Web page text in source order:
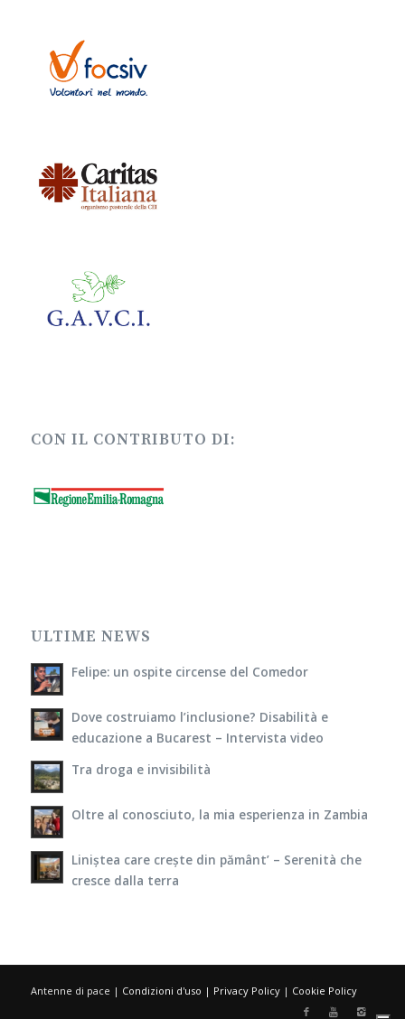
CON IL CONTRIBUTO DI:
ULTIME NEWS
Felipe: un ospite circense del Comedor
Dove costruiamo l’inclusione? Disabilità e
educazione a Bucarest – Intervista video
Tra droga e invisibilità
Oltre al conosciuto, la mia esperienza in Zambia
Liniștea care crește din pământ’ – Serenità che
cresce dalla terra
Antenne di pace | Condizioni d'uso | Privacy Policy| Cookie Policy